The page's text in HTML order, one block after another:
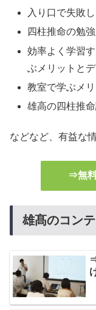
入り口で失敗
四柱推命の勉
効率よく学習
ぶメリットと
教室で学ぶメ
雄高の四柱推
などなど、有益な
⇒無
雄髙のコン